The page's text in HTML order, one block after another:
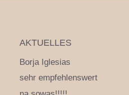
AKTUELLES
Borja Iglesias
sehr empfehlenswert